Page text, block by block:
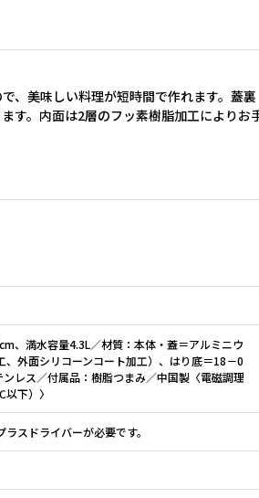
、美味しい料理が短時間で作れます。蓋裏
す。内面は2層のフッ素樹脂加工によりお
、満水容量4.3L／材質：本体・蓋＝アルミニウ
、外面シリコーンコート加工）、はり底＝18－0
レス／付属品：樹脂つまみ／中国製〈電磁調理
下）〉
スドライバーが必要です。